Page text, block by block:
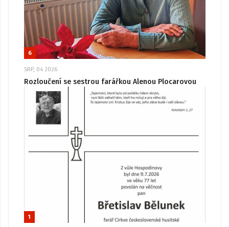
6
SRP, 04 2026
Rozloučení se sestrou farářkou Alenou Plocarovou
1